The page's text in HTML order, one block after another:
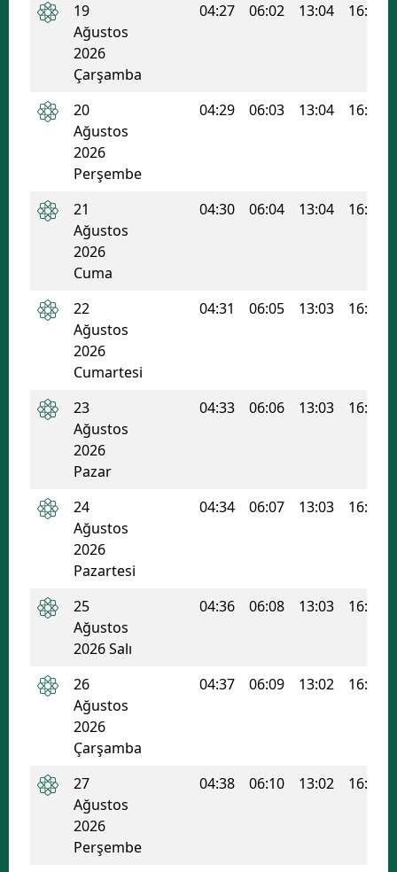
19
Ağustos
2026
Çarşamba
04:27 06:02 13:04 16:51
20
Ağustos
2026
Perşembe
04:29 06:03 13:04 16:51
21
Ağustos
2026
Cuma
04:30 06:04 13:04 16:50
22
Ağustos
2026
Cumartesi
04:31 06:05 13:03 16:49
23
Ağustos
2026
Pazar
04:33 06:06 13:03 16:48
24
Ağustos
2026
Pazartesi
04:34 06:07 13:03 16:48
25
Ağustos
2026 Salı
04:36 06:08 13:03 16:47
26
Ağustos
2026
Çarşamba
04:37 06:09 13:02 16:46
27
Ağustos
2026
Perşembe
04:38 06:10 13:02 16:45